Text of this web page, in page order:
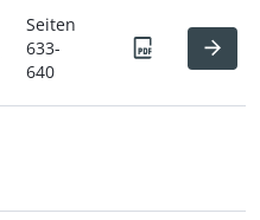
Seiten
633-
640